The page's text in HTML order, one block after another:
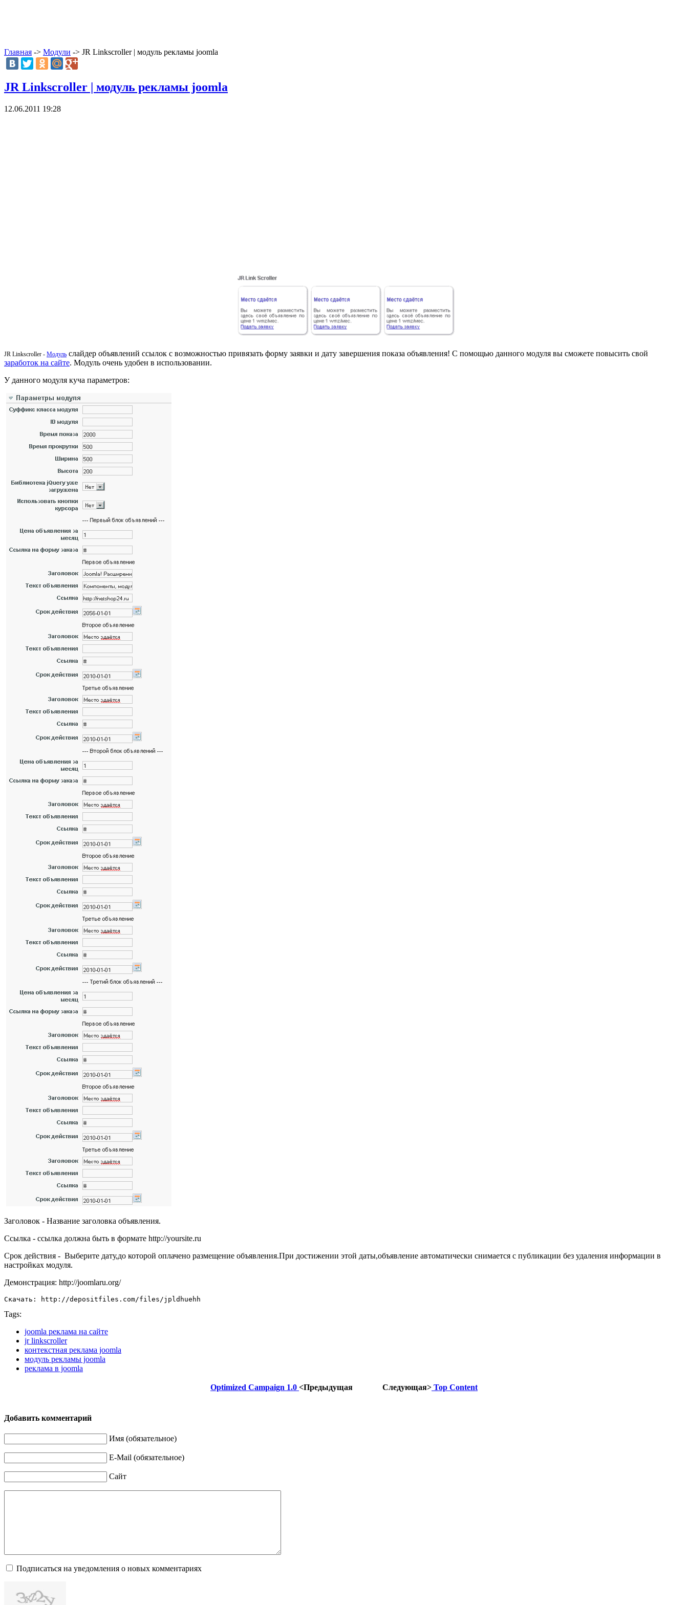
Главная -> Модули -> JR Linkscroller | модуль рекламы joomla
JR Linkscroller | модуль рекламы joomla
12.06.2011 19:28
JR Linkscroller - Модуль слайдер объявлений ссылок с возможностью привязать форму заявки и дату завершения показа объявления! С помощью данного модуля вы сможете повысить свой
заработок на сайте. Модуль очень удобен в использовании.
У данного модуля куча параметров:
Заголовок - Название заголовка объявления.
Ссылка - ссылка должна быть в формате http://yoursite.ru
Срок действия - Выберите дату,до которой оплачено размещение объявления.При достижении этой даты,объявление автоматически снимается с публикации без удаления информации в
настройках модуля.
Демонстрация: http://joomlaru.org/
Скачать: http://depositfiles.com/files/jpldhuehh
Tags:
joomla реклама на сайте
jr linkscroller
контекстная реклама joomla
модуль рекламы joomla
реклама в joomla
Optimized Campaign 1.0 <Предыдущая Следующая> Top Content
Добавить комментарий
Имя (обязательное)
E-Mail (обязательное)
Сайт
Подписаться на уведомления о новых комментариях